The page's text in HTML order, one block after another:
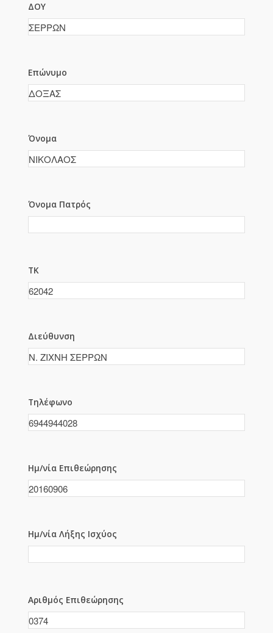
ΔΟΥ
Επώνυμο
Όνομα
Όνομα Πατρός
ΤΚ
Διεύθυνση
Τηλέφωνο
Ημ/νία Επιθεώρησης
Ημ/νία Λήξης Ισχύος
Αριθμός Επιθεώρησης